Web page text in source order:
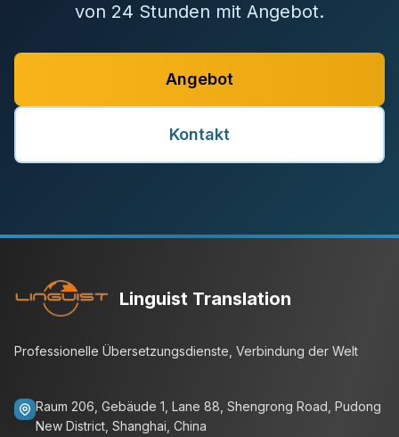
von 24 Stunden mit Angebot.
Angebot
Kontakt
Linguist Translation
Professionelle Übersetzungsdienste, Verbindung der Welt
Raum 206, Gebäude 1, Lane 88, Shengrong Road, Pudong
New District, Shanghai, China